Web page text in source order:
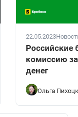
22.05.2023
Российские
комиссию за
денег
Ольга